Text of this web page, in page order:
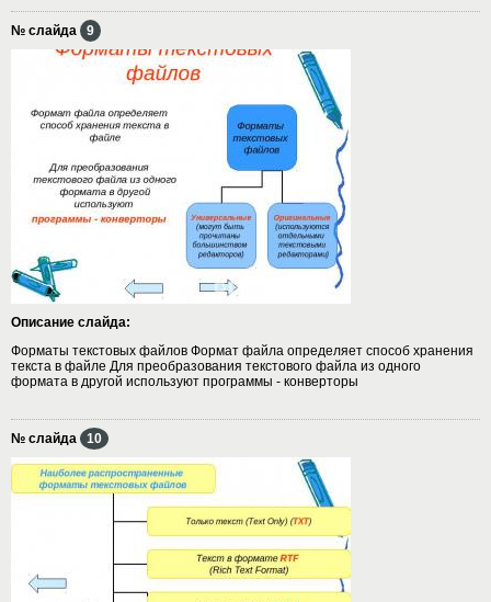
№ слайда 9
Описание слайда:
Форматы текстовых файлов Формат файла определяет способ хранения
текста в файле Для преобразования текстового файла из одного
формата в другой используют программы - конверторы
№ слайда 10